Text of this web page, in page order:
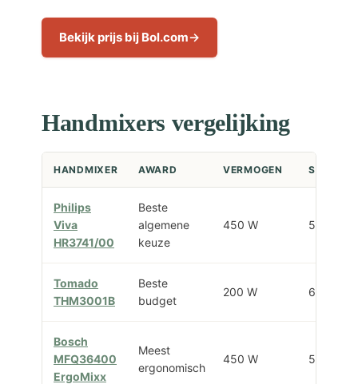
Bekijk prijs bij Bol.com
Handmixers vergelijking
HANDMIXER AWARD VERMOGEN
Philips
Viva
HR3741/00
Beste
algemene
keuze
450 W 5 + turbo
Tomado
THM3001B
Beste
budget
200 W 6 + turbo
Bosch
MFQ36400
ErgoMixx
Meest
ergonomisch
450 W 5 + turbo